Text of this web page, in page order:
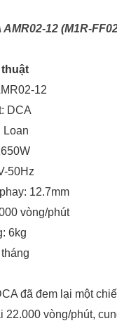
12 (M1R-
12
DCA
Loan
50Hz
12.7mm
vòng/phút
6kg
đã đem lại một
vòng/phút,